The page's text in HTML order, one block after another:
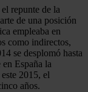
repunte de la
de una posición
empleaba en
como indirectos,
se desplomó hasta
España la
2015, el
años.